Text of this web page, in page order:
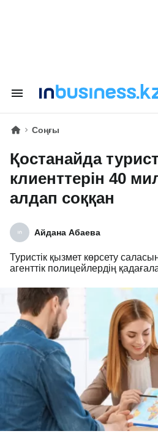
Соңғы
Қостанайда
клиенттерін 40
алдап соққан
Айдана Абаева
Туристік қызмет көрсету
агенттік полицейлердің